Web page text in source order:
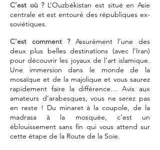
C'est où ? L’Ouzbékistan est situé en Asie
centrale et est entouré des républiques ex-
soviétiques.
C'est comment ? Assurément l’une des
deux plus belles destinations (avec l’Iran)
pour découvrir les joyaux de l’art islamique.
Une immersion dans le monde de la
mosaïque et de la majolique et vous saurez
rapidement faire la différence… Avis aux
amateurs d’arabesques, vous ne serez pas
en reste ! Du minaret à la coupole, de la
madrasa à la mosquée, c’est un
éblouissement sans fin qui vous attend sur
cette étape de la Route de la Soie.